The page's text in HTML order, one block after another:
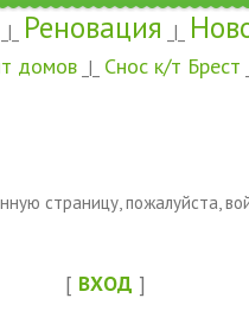
_|_ Реновация _|_
домов _|_ Снос к/т Брест
страницу, пожалуйста,
[ ВХОД ]